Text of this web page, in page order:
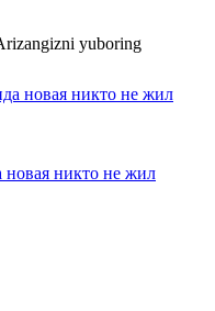
yuboring
новая никто не жил